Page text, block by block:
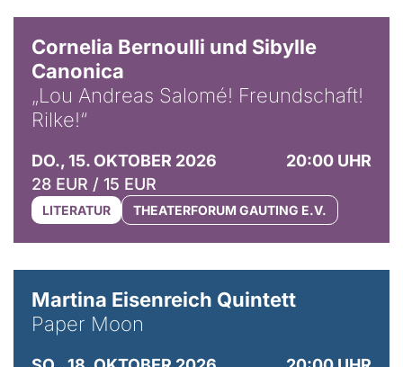
Cornelia Bernoulli und Sibylle
Canonica
„Lou Andreas Salomé! Freundschaft!
Rilke!“
DO., 15. OKTOBER 2026
20:00 UHR
28 EUR / 15 EUR
LITERATUR THEATERFORUM GAUTING E.V.
Martina Eisenreich Quintett
Paper Moon